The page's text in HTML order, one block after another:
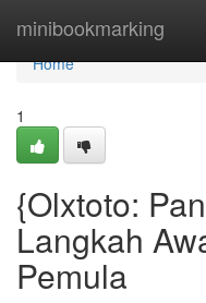
minibookmarking
Home
Home
1
{Olxtoto:
Langkah
Pemula